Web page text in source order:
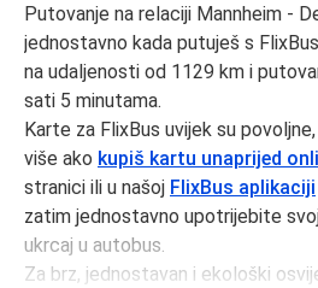
Putovanje na relaciji Mannheim -
jednostavno kada putuješ s
na udaljenosti od 1129 km i
sati 5 minutama.
Karte za FlixBus uvijek su
više ako kupiš kartu unaprijed
stranici ili u našoj FlixBus aplikaciji
zatim jednostavno upotrijebite
ukrcaj u autobus.
Za brz, jednostavan i ekološki